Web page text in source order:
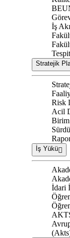
İş
Stratejik
Risk
Acil
Birim
İş Yükü
İdari